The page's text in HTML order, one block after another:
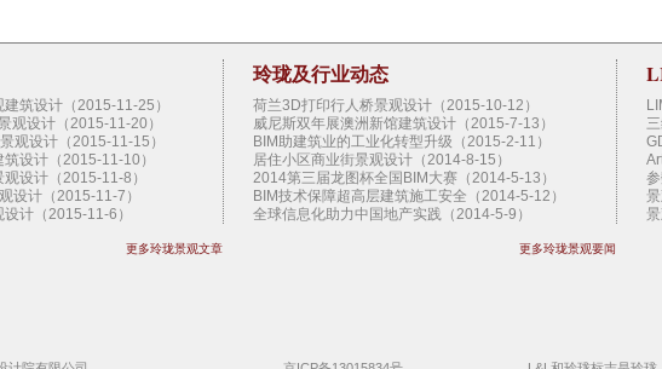
筑设计（2015-11-25）
观设计（2015-11-20）
观设计（2015-11-15）
设计（2015-11-10）
设计（2015-11-8）
设计（2015-11-7）
计（2015-11-6）
景观设计（2015-11-4）
设计（2015-11-2）
设计（2015-10-28）
更多玲珑景观文章
玲珑及行业动态
荷兰3D打印行人桥景观设计（2015-10-12）
威尼斯双年展澳洲新馆建筑设计（2015-7-13）
BIM助建筑业的工业化转型升级（2015-2-11）
居住小区商业街景观设计（2014-8-15）
2014第三届龙图杯全国BIM大赛（2014-5-13）
BIM技术保障超高层建筑施工安全（2014-5-12）
全球信息化助力中国地产实践（2014-5-9）
2013香港BIM会议即将举办（2013-10-30）
神奇的3D打印技术（2013-09-03）
更多玲珑景观要闻